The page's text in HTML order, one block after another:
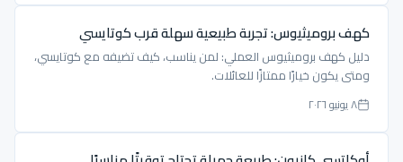
كهف بروميثيوس: تجربة طبيعية سهلة قرب كوتايسي
دليل كهف بروميثيوس العملي: لمن يناسب، كيف تضيفه مع كوتايسي،
ومتى يكون خيارًا ممتازًا للعائلات.
٨ يونيو ٢٠٢٦